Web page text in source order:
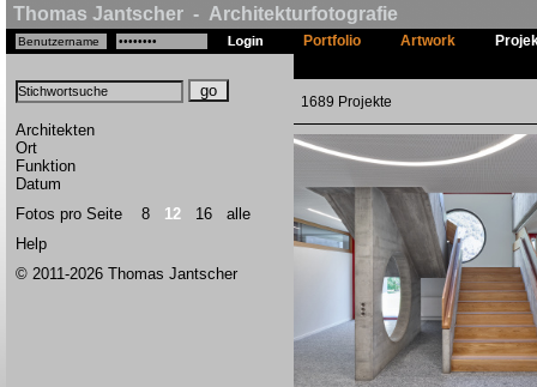
Thomas Jantscher - Architekturfotografie
Architekten
Ort
Funktion
Datum
Fotos pro Seite 8 12 16
alle
Help
© 2011-2026 Thomas Jantscher
Portfolio Artwork
1689 Projekte